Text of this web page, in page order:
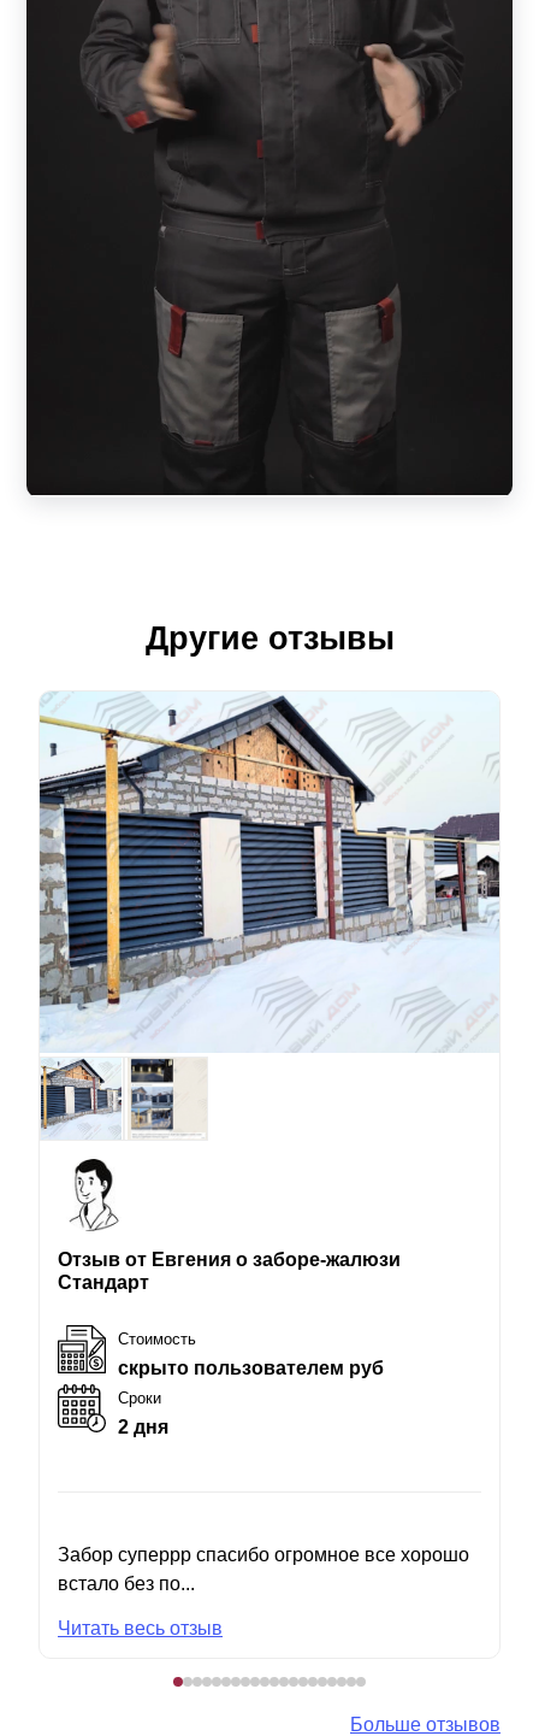
Другие отзывы
Отзыв от Евгения о заборе-жалюзи
Стандарт
Стоимость
скрыто пользователем руб
Сроки
2 дня
Забор суперрр спасибо огромное все хорошо
встало без по...
Читать весь отзыв
Больше отзывов